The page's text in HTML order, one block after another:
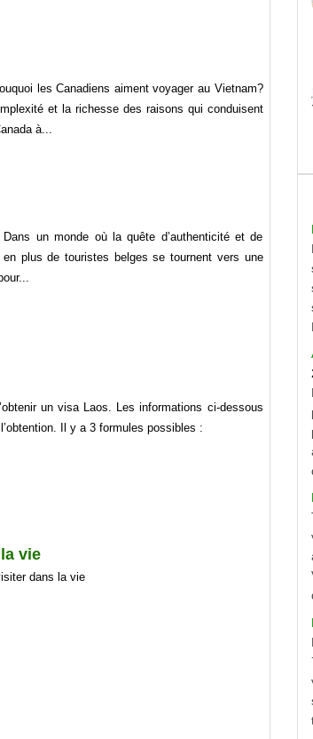
les Canadiens aiment voyager au Vietnam?
et la richesse des raisons qui conduisent
à...
un monde où la quête d’authenticité et de
plus de touristes belges se tournent vers une
un visa Laos. Les informations ci-dessous
Il y a 3 formules possibles :
vie
dans la vie